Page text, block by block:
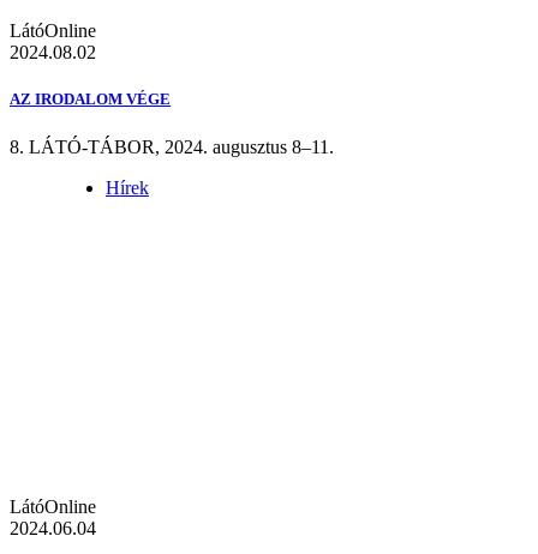
LátóOnline
2024.08.02
AZ IRODALOM VÉGE
8. LÁTÓ-TÁBOR, 2024. augusztus 8–11.
Hírek
LátóOnline
2024.06.04